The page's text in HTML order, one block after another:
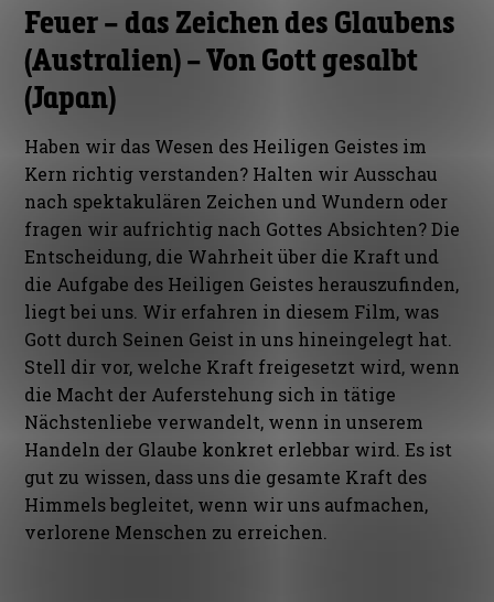
Feuer – das Zeichen des Glaubens
(Australien) – Von Gott gesalbt
(Japan)
Haben wir das Wesen des Heiligen Geistes im
Kern richtig verstanden? Halten wir Ausschau
nach spektakulären Zeichen und Wundern oder
fragen wir aufrichtig nach Gottes Absichten? Die
Entscheidung, die Wahrheit über die Kraft und
die Aufgabe des Heiligen Geistes herauszufinden,
liegt bei uns. Wir erfahren in diesem Film, was
Gott durch Seinen Geist in uns hineingelegt hat.
Stell dir vor, welche Kraft freigesetzt wird, wenn
die Macht der Auferstehung sich in tätige
Nächstenliebe verwandelt, wenn in unserem
Handeln der Glaube konkret erlebbar wird. Es ist
gut zu wissen, dass uns die gesamte Kraft des
Himmels begleitet, wenn wir uns aufmachen,
verlorene Menschen zu erreichen.